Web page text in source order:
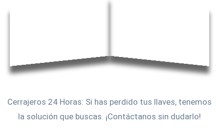
Cerrajeros 24 Horas: Si has perdido tus llaves, tenemos
la solución que buscas. ¡Contáctanos sin dudarlo!